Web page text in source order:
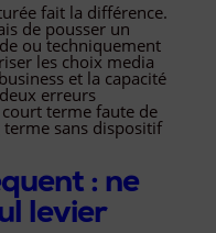
fait la différence.
de pousser un
ou techniquement
les choix media
et la capacité
erreurs
terme faute de
sans dispositif
: ne
levier